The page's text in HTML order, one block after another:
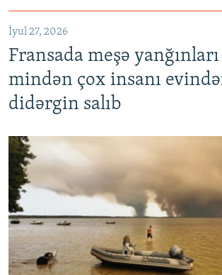
İyul 27, 2026
Fransada meşə
mindən çox insanı
didərgin salıb